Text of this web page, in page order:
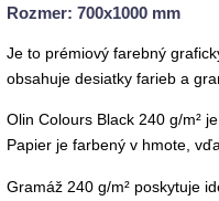
Rozmer: 700x1000 mm
Je to prémiový farebný grafic
obsahuje desiatky farieb a
Olin Colours Black 240 g/m²
Papier je farbený v hmote,
Gramáž 240 g/m² poskytuje